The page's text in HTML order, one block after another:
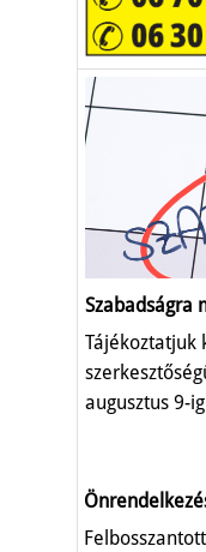
Szabadságra
Tájékoztatjuk
augusztus 9-